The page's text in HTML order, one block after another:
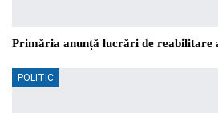
Primăria anunță lucrări de reabilitare
POLITIC